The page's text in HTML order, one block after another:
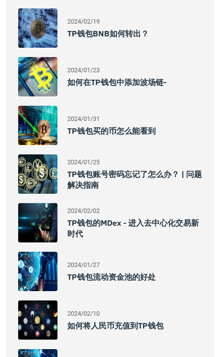
2024/02/19
TP钱包BNB如何转出？
2024/01/23
如何在TP钱包中添加波场链-
2024/01/31
TP钱包买的币怎么能看到
2024/01/25
TP钱包账号密码忘记了怎么办？ | 问题
解决指南
2024/02/02
TP钱包的MDex - 进入去中心化交易新
时代
2024/01/27
TP钱包流动资金池的好处
2024/02/10
如何将人民币充值到TP钱包